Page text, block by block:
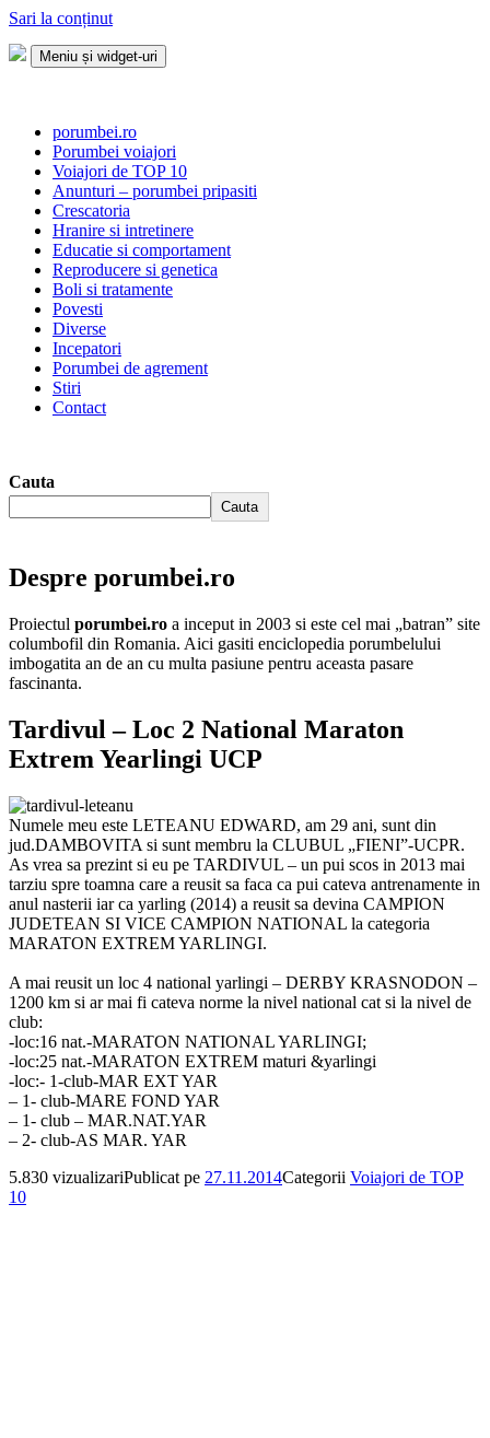
Sari la conținut
Meniu și widget-uri
porumbei.ro
Porumbei voiajori
Voiajori de TOP 10
Anunturi – porumbei pripasiti
Crescatoria
Hranire si intretinere
Educatie si comportament
Reproducere si genetica
Boli si tratamente
Povesti
Diverse
Incepatori
Porumbei de agrement
Stiri
Contact
Cauta
Cauta
Despre porumbei.ro
Proiectul porumbei.ro a inceput in 2003 si este cel mai „batran” site
columbofil din Romania. Aici gasiti enciclopedia porumbelului
imbogatita an de an cu multa pasiune pentru aceasta pasare
fascinanta.
Tardivul – Loc 2 National Maraton
Extrem Yearlingi UCP
Numele meu este LETEANU EDWARD, am 29 ani, sunt din
jud.DAMBOVITA si sunt membru la CLUBUL „FIENI”-UCPR.
As vrea sa prezint si eu pe TARDIVUL – un pui scos in 2013 mai
tarziu spre toamna care a reusit sa faca ca pui cateva antrenamente in
anul nasterii iar ca yarling (2014) a reusit sa devina CAMPION
JUDETEAN SI VICE CAMPION NATIONAL la categoria
MARATON EXTREM YARLINGI.
A mai reusit un loc 4 national yarlingi – DERBY KRASNODON –
1200 km si ar mai fi cateva norme la nivel national cat si la nivel de
club:
-loc:16 nat.-MARATON NATIONAL YARLINGI;
-loc:25 nat.-MARATON EXTREM maturi &yarlingi
-loc:- 1-club-MAR EXT YAR
– 1- club-MARE FOND YAR
– 1- club – MAR.NAT.YAR
– 2- club-AS MAR. YAR
5.830 vizualizariPublicat pe 27.11.2014Categorii Voiajori de TOP
10